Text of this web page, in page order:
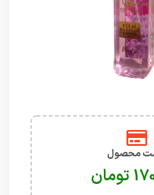
محصول
تومان